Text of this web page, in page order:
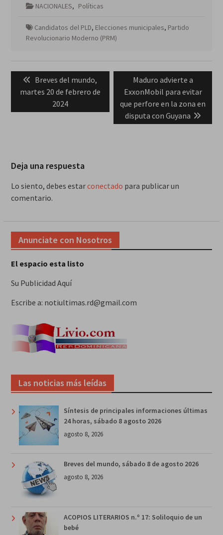
NACIONALES, Políticas
Candidatos del PLD, Elecciones municipales, Partido
Revolucionario Moderno (PRM)
entradas
Previous
post:
Breves del mundo,
martes 20 de febrero de
2024
Next
post:
Maduro advierte a
ExxonMobil para evitar
que perfore en la zona en
disputa con Guyana
Deja una respuesta
Lo siento, debes estarconectado para publicar un
comentario.
Anunciate con Nosotros
El espacio esta listo
Su Publicidad Aquí
Escribe a: notiultimas.rd@gmail.com
Las noticias más leídas
Síntesis de principales informaciones últimas
24 horas, sábado 8 agosto 2026
agosto 8, 2026
Breves del mundo, sábado 8 de agosto 2026
agosto 8, 2026
ACOPIOS LITERARIOS n.º 17: Soliloquio de un
bebé